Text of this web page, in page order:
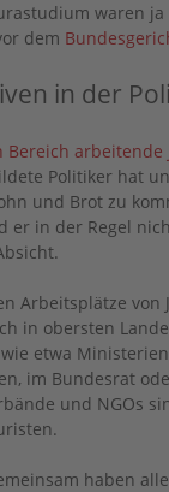
waren
dem
in der
Bereich arbeitende
Politiker hat
und Brot zu
er in der Regel
Arbeitsplätze von
in obersten
etwa
im Bundesrat
und NGOs
haben